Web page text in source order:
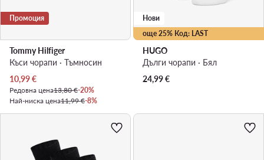
Промоция
Tommy Hilfiger
Къси чорапи · Тъмносин
Актуална цена
10,99€
Редовна цена13,80 €-20%
Най-ниска цена11,99 €-8%
още 25% Код: LAST
Нови
HUGO
Дълги чорапи · Бял
24,99€